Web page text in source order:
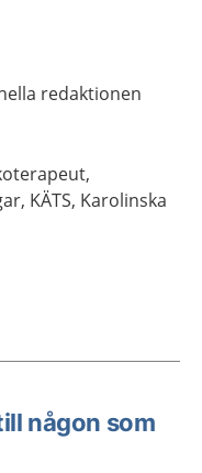
redaktionen
KÄTS, Karolinska
någon som